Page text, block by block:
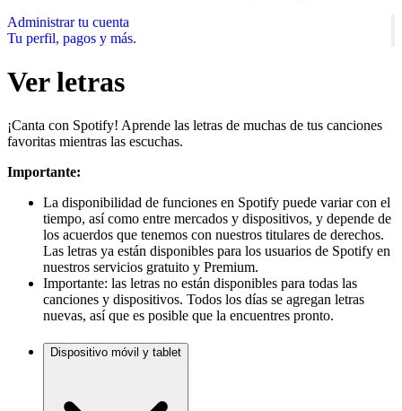
Administrar tu cuenta
Tu perfil, pagos y más.
Ver letras
¡Canta con Spotify! Aprende las letras de muchas de tus canciones
favoritas mientras las escuchas.
Importante:
La disponibilidad de funciones en Spotify puede variar con el
tiempo, así como entre mercados y dispositivos, y depende de
los acuerdos que tenemos con nuestros titulares de derechos.
Las letras ya están disponibles para los usuarios de Spotify en
nuestros servicios gratuito y Premium.
Importante: las letras no están disponibles para todas las
canciones y dispositivos. Todos los días se agregan letras
nuevas, así que es posible que la encuentres pronto.
Dispositivo móvil y tablet